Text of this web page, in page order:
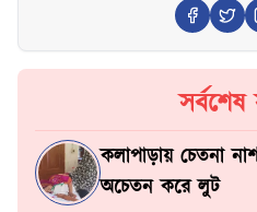
সর্বশেষ
কলাপাড়ায় চেতনা
অচেতন করে লুট